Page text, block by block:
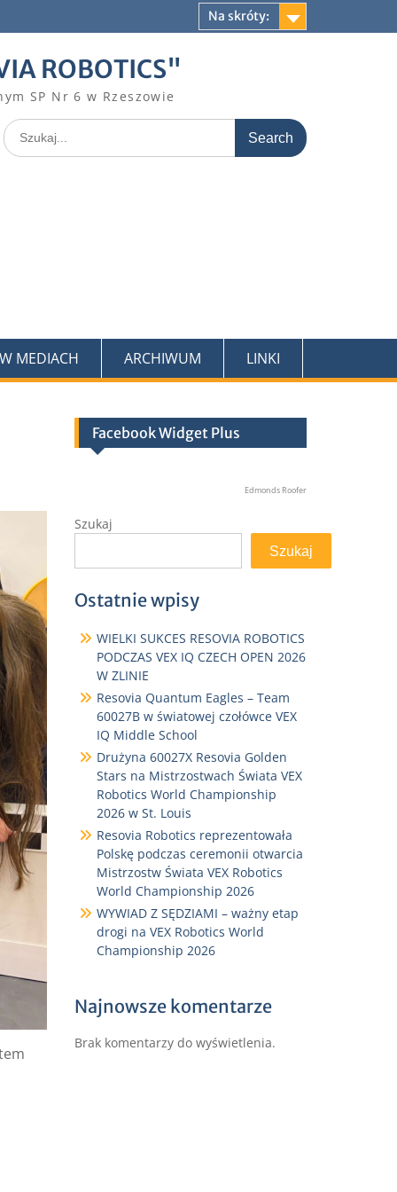
Na skróty:
ROBOTICS"
SP Nr 6 w Rzeszowie
Search
for:
MEDIACH ARCHIWUM LINKI
Facebook Widget Plus
Edmonds Roofer
Szukaj
Szukaj
Ostatnie wpisy
WIELKI SUKCES RESOVIA ROBOTICS
PODCZAS VEX IQ CZECH OPEN 2026
W ZLINIE
Resovia Quantum Eagles – Team
60027B w światowej czołówce VEX
IQ Middle School
Drużyna 60027X Resovia Golden
Stars na Mistrzostwach Świata VEX
Robotics World Championship
2026 w St. Louis
Resovia Robotics reprezentowała
Polskę podczas ceremonii otwarcia
Mistrzostw Świata VEX Robotics
World Championship 2026
WYWIAD Z SĘDZIAMI – ważny etap
drogi na VEX Robotics World
Championship 2026
Najnowsze komentarze
Brak komentarzy do wyświetlenia.